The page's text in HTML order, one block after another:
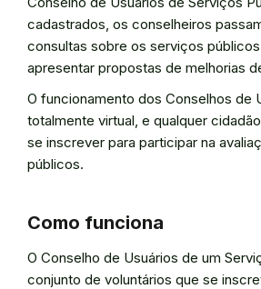
cadastrados, os conselheiros
consultas sobre os serviços
apresentar propostas de melhorias
O funcionamento dos Conselhos de
totalmente virtual, e qualquer
se inscrever para participar na
públicos.
Como funciona
O Conselho de Usuários de um
conjunto de voluntários que se